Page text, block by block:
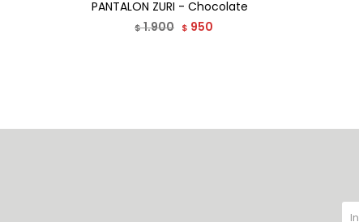
PANTALON ZURI - Chocolate
$1.900 $ 950